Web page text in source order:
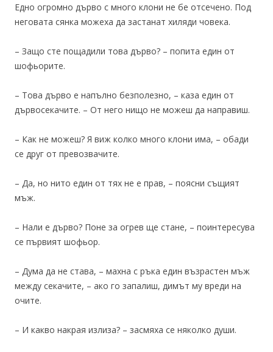
Едно огромно дърво с много клони не бе отсечено. Под
неговата сянка можеха да застанат хиляди човека.
– Защо сте пощадили това дърво? – попита един от
шофьорите.
– Това дърво е напълно безполезно, – каза един от
дървосекачите. – От него нищо не можеш да направиш.
– Как не можеш? Я виж колко много клони има, – обади
се друг от превозвачите.
– Да, но нито един от тях не е прав, – поясни същият
мъж.
– Нали е дърво? Поне за огрев ще стане, – поинтересува
се първият шофьор.
– Дума да не става, – махна с ръка един възрастен мъж
между секачите, – ако го запалиш, димът му вреди на
очите.
– И какво накрая излиза? – засмяха се няколко души.